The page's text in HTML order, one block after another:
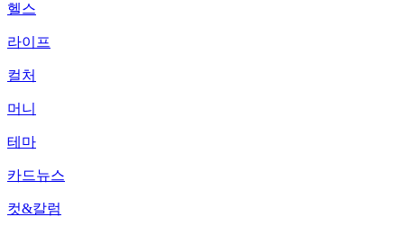
헬스
라이프
컬처
머니
테마
카드뉴스
컷&칼럼